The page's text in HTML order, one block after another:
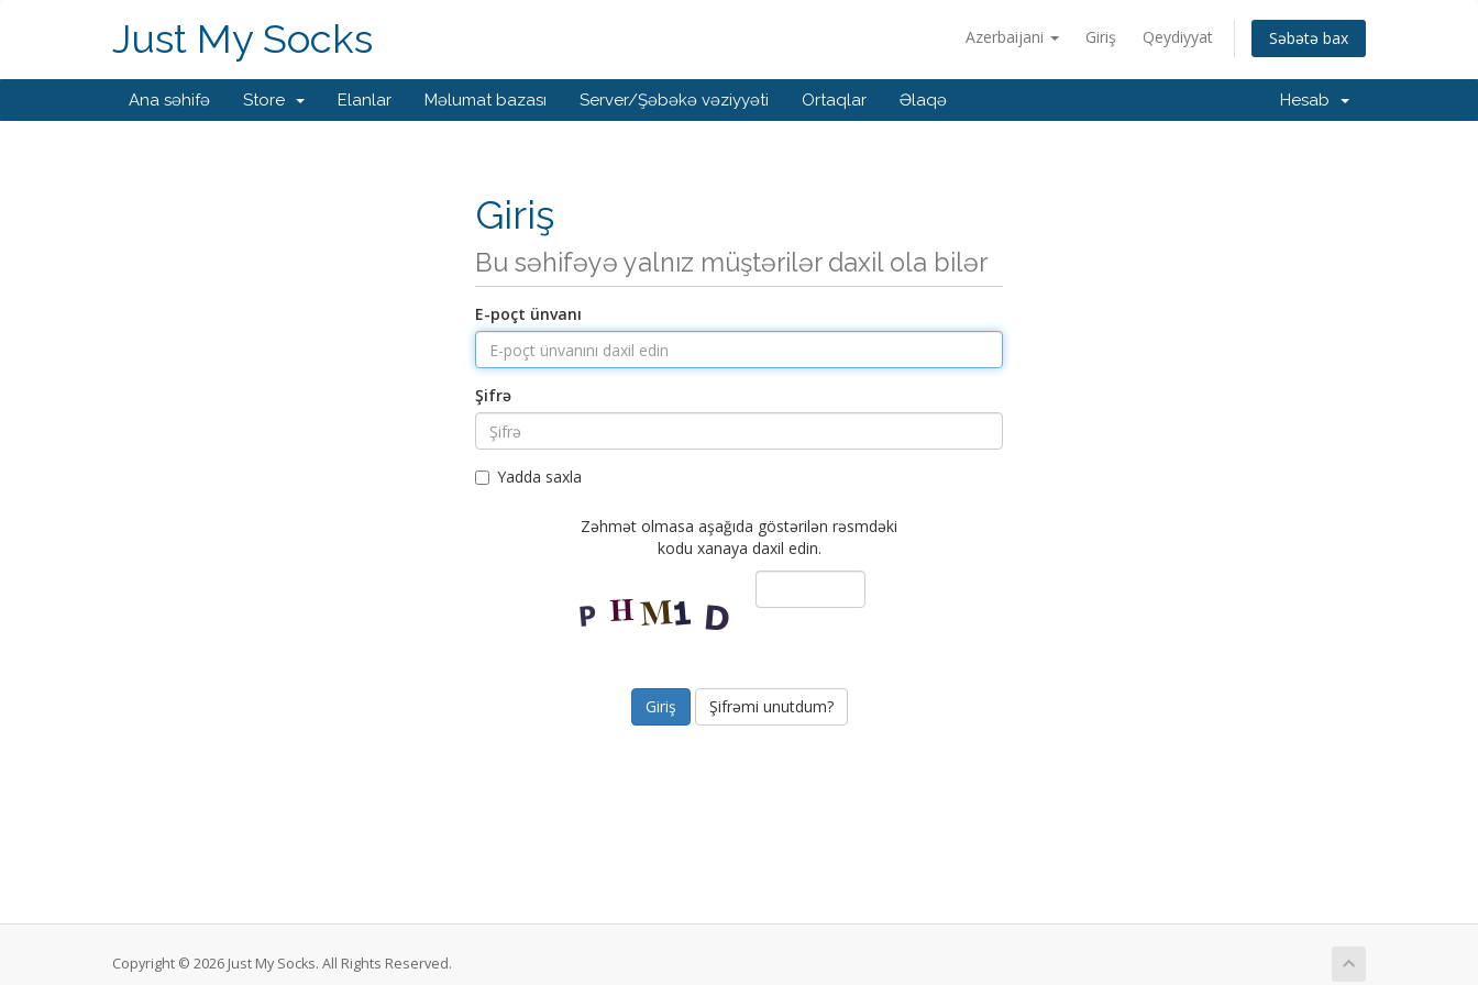
Azerbaijani Giriş Qeydiyyat Səbətə bax
Just My Socks
Ana səhifə Store Elanlar Məlumat bazası Server/Şəbəkə vəziyyəti Ortaqlar Əlaqə Hesab
Giriş
Bu səhifəyə yalnız müştərilər daxil ola bilər
E-poçt ünvanı
Şifrə
Yadda saxla
Zəhmət olmasa aşağıda göstərilən rəsmdəki
kodu xanaya daxil edin.
Şifrəmi unutdum?
Copyright © 2026 Just My Socks. All Rights Reserved.